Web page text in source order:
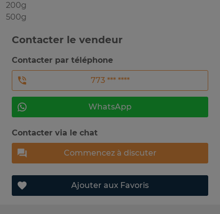
200g
500g
Contacter le vendeur
Contacter par téléphone
773 *** ****
WhatsApp
Contacter via le chat
Commencez à discuter
Ajouter aux Favoris